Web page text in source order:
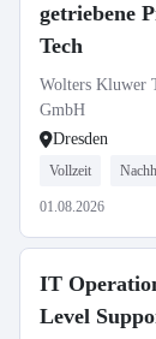
getriebene
Tech
Wolters Kluwer
GmbH
Dresden
Vollzeit
01.08.2026
IT
Level